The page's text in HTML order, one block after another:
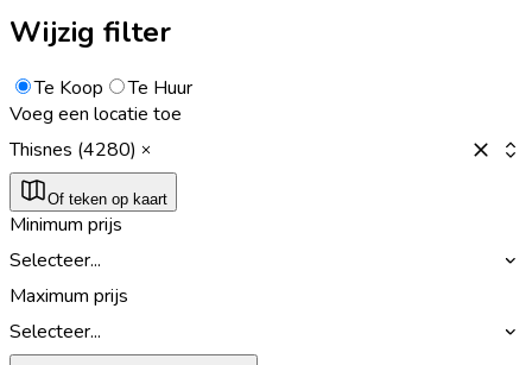
Wijzig filter
Te Koop
Te Huur
Voeg een locatie toe
Thisnes (4280)
Of teken op kaart
Minimum prijs
Selecteer...
Maximum prijs
Selecteer...